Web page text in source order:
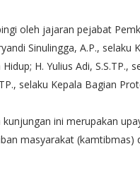
oleh jajaran pejabat
Sinulingga, A.P.,
H. Yulius Adi, S.S.TP.,
selaku Kepala Bagian
ini merupakan
masyarakat